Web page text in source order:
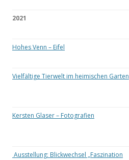
2021
Hohes Venn – Eifel
Vielfältige Tierwelt im heimischen Garten
Kersten Glaser – Fotografien
Ausstellung: Blickwechsel „Faszination